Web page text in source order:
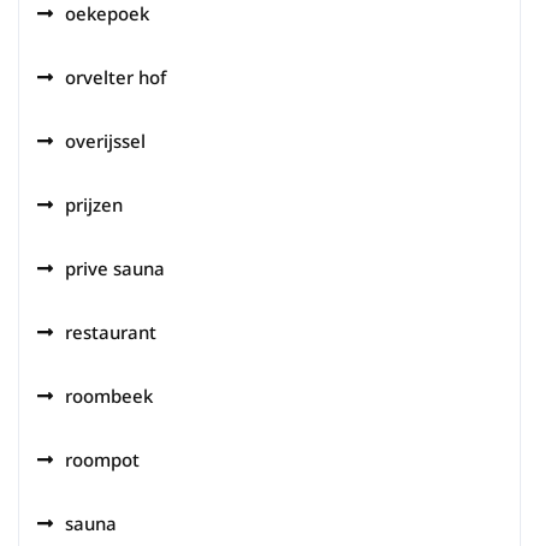
oekepoek
orvelter hof
overijssel
prijzen
prive sauna
restaurant
roombeek
roompot
sauna